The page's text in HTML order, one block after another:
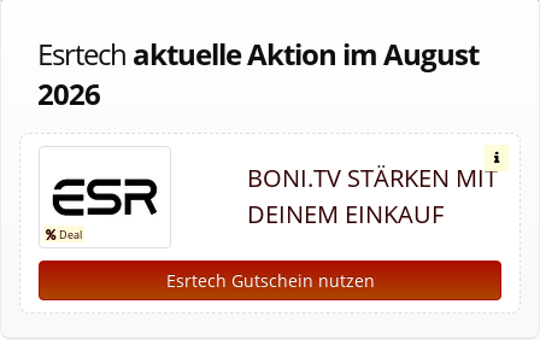
Esrtech aktuelle Aktion im August
2026
BONI.TV STÄRKEN MIT
DEINEM EINKAUF
Esrtech Gutschein nutzen